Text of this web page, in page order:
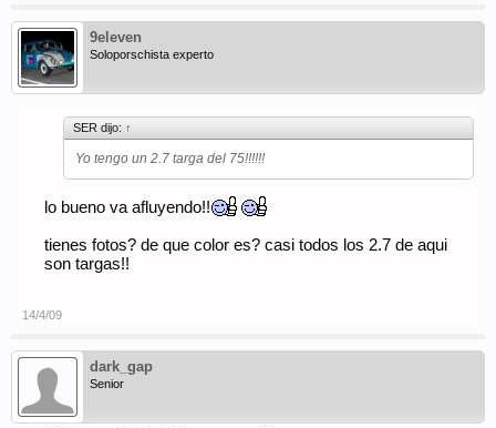
9eleven
Soloporschista experto
SER dijo: ↑
Yo tengo un 2.7 targa del 75!!!!!!
lo bueno va afluyendo!!
tienes fotos? de que color es? casi todos los 2.7 de aqui
son targas!!
14/4/09
dark_gap
Senior